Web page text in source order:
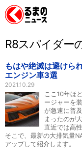
R8スパイダー
もはや絶滅は避けら
エンジン車3選
2021.10.29
ここ10年ほ
ージャーを
が急速に普
まったのが
直近では高
そこで、最新の大排気量
アップして紹介します。